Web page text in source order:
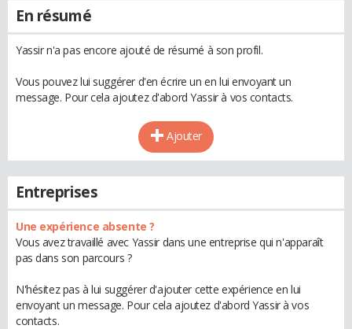
En résumé
Yassir n'a pas encore ajouté de résumé à son profil.
Vous pouvez lui suggérer d'en écrire un en lui envoyant un
message. Pour cela ajoutez d'abord Yassir à vos contacts.
Ajouter
Entreprises
Une expérience absente ?
Vous avez travaillé avec Yassir dans une entreprise qui n'apparaît
pas dans son parcours ?
N'hésitez pas à lui suggérer d'ajouter cette expérience en lui
envoyant un message. Pour cela ajoutez d'abord Yassir à vos
contacts.